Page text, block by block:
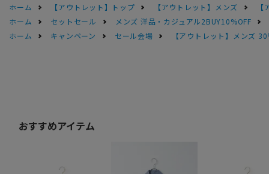
ホーム 【アウトレット】トップ 【アウトレット】メンズ
ホーム
セットセール
メンズ 洋品・カジュアル2BUY10%OFF
ホーム
キャンペーン セール会場 【アウトレット】メンズ